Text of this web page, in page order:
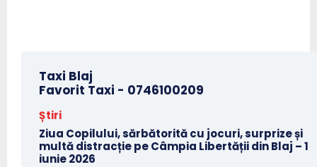
Taxi Blaj
Favorit Taxi - 0746100209
Știri
Ziua Copilului, sărbătorită cu jocuri, surprize și
multă distracție pe Câmpia Libertății din Blaj – 1
iunie 2026